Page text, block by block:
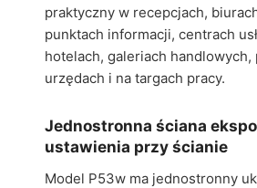
praktyczny w recepcjach,
punktach informacji, centrach
hotelach, galeriach handlowych,
urzędach i na targach pracy.
Jednostronna ściana
ustawienia przy ścianie
Model P53w ma jednostronny